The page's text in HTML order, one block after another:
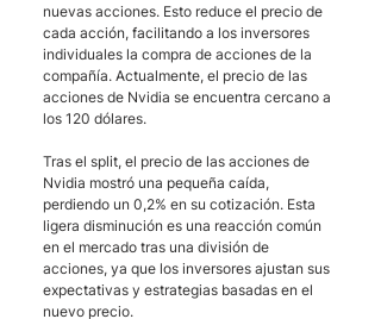
nuevas acciones. Esto reduce el precio de
cada acción, facilitando a los inversores
individuales la compra de acciones de la
compañía. Actualmente, el precio de las
acciones de Nvidia se encuentra cercano a
los 120 dólares.
Tras el split, el precio de las acciones de
Nvidia mostró una pequeña caída,
perdiendo un 0,2% en su cotización. Esta
ligera disminución es una reacción común
en el mercado tras una división de
acciones, ya que los inversores ajustan sus
expectativas y estrategias basadas en el
nuevo precio.